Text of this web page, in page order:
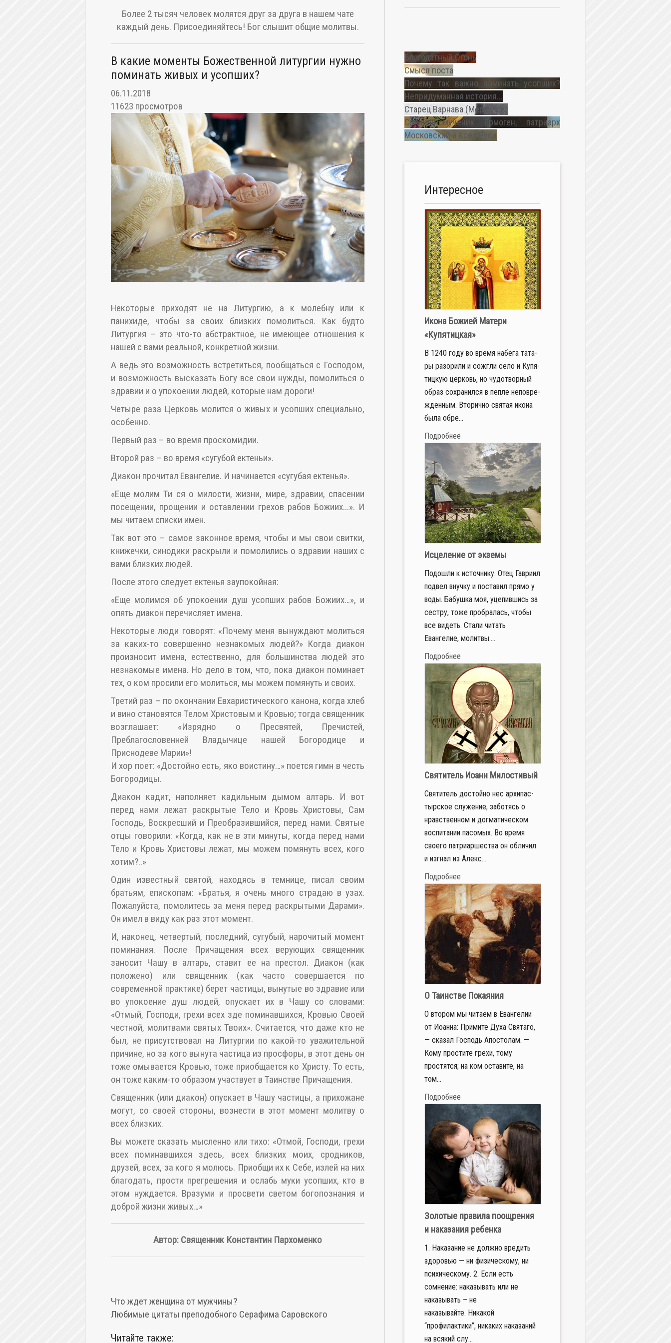
Более 2 тысяч человек молятся друг за друга в нашем чате
каждый день. Присоединяйтесь! Бог слышит общие молитвы.
В какие моменты Божественной литургии нужно
поминать живых и усопших?
06.11.2018
11623 просмотров
Некоторые приходят не на Литургию, а к молебну или к
панихиде, чтобы за своих близких помолиться. Как будто
Литургия – это что-то абстрактное, не имеющее отношения к
нашей с вами реальной, конкретной жизни.
А ведь это возможность встретиться, пообщаться с Господом,
и возможность высказать Богу все свои нужды, помолиться о
здравии и о упокоении людей, которые нам дороги!
Четыре раза Церковь молится о живых и усопших специально,
особенно.
Первый раз – во время проскомидии.
Второй раз – во время «сугубой ектеньи».
Диакон прочитал Евангелие. И начинается «сугубая ектенья».
«Еще молим Ти ся о милости, жизни, мире, здравии, спасении
посещении, прощении и оставлении грехов рабов Божиих...». И
мы читаем списки имен.
Так вот это – самое законное время, чтобы и мы свои свитки,
книжечки, синодики раскрыли и помолились о здравии наших с
вами близких людей.
После этого следует ектенья заупокойная:
«Еще молимся об упокоении душ усопших рабов Божиих…», и
опять диакон перечисляет имена.
Некоторые люди говорят: «Почему меня вынуждают молиться
за каких-то совершенно незнакомых людей?» Когда диакон
произносит имена, естественно, для большинства людей это
незнакомые имена. Но дело в том, что, пока диакон поминает
тех, о ком просили его молиться, мы можем помянуть и своих.
Третий раз – по окончании Евхаристического канона, когда хлеб
и вино становятся Телом Христовым и Кровью; тогда священник
возглашает: «Изрядно о Пресвятей, Пречистей,
Преблагословенней Владычице нашей Богородице и
Приснодеве Марии»!
И хор поет: «Достойно есть, яко воистину…» поется гимн в честь
Богородицы.
Диакон кадит, наполняет кадильным дымом алтарь. И вот
перед нами лежат раскрытые Тело и Кровь Христовы, Сам
Господь, Воскресший и Преобразившийся, перед нами. Святые
отцы говорили: «Когда, как не в эти минуты, когда перед нами
Тело и Кровь Христовы лежат, мы можем помянуть всех, кого
хотим?..»
Один известный святой, находясь в темнице, писал своим
братьям, епископам: «Братья, я очень много страдаю в узах.
Пожалуйста, помолитесь за меня перед раскрытыми Дарами».
Он имел в виду как раз этот момент.
И, наконец, четвертый, последний, сугубый, нарочитый момент
поминания. После Причащения всех верующих священник
заносит Чашу в алтарь, ставит ее на престол. Диакон (как
положено) или священник (как часто совершается по
современной практике) берет частицы, вынутые во здравие или
во упокоение душ людей, опускает их в Чашу со словами:
«Отмый, Господи, грехи всех зде поминавшихся, Кровью Своей
честной, молитвами святых Твоих». Считается, что даже кто не
был, не присутствовал на Литургии по какой-то уважительной
причине, но за кого вынута частица из просфоры, в этот день он
тоже омывается Кровью, тоже приобщается ко Христу. То есть,
он тоже каким-то образом участвует в Таинстве Причащения.
Священник (или диакон) опускает в Чашу частицы, а прихожане
могут, со своей стороны, вознести в этот момент молитву о
всех близких.
Вы можете сказать мысленно или тихо: «Отмой, Господи, грехи
всех поминавшихся здесь, всех близких моих, сродников,
друзей, всех, за кого я молюсь. Приобщи их к Себе, излей на них
благодать, прости прегрешения и ослабь муки усопших, кто в
этом нуждается. Вразуми и просвети светом богопознания и
доброй жизни живых…»
Автор: Священник Константин Пархоменко
Что ждет женщина от мужчины?
Любимые цитаты преподобного Серафима Саровского
Читайте также:
Благодатный Огонь
Смысл поста
Почему так важно поминать усопших?
Непридуманная история...
Старец Варнава (Меркулов)
Священномученик Ермоген, патриарх
Московский и всея Руси
Интересное
Икона Божией Матери
«Купятицкая»
В 1240 го­ду во вре­мя на­бе­га та­та­
ры ра­зо­ри­ли и со­жгли се­ло и Ку­пя­
тиц­кую цер­ковь, но чу­до­твор­ный
об­раз со­хра­нил­ся в пеп­ле непо­вре­
жден­ным. Вто­рич­но свя­тая ико­на
бы­ла об­ре­...
Подробнее
Исцеление от экземы
Подошли к источнику. Отец Гавриил
подвел внучку и поставил прямо у
воды. Бабушка моя, уцепившись за
сестру, тоже пробралась, чтобы
все видеть. Стали читать
Евангелие, молитвы....
Подробнее
Святитель Иоанн Милостивый
Свя­ти­тель до­стой­но нес ар­хи­пас­
тыр­ское слу­же­ние, за­бо­тясь о
нрав­ствен­ном и дог­ма­ти­че­ском
вос­пи­та­нии па­со­мых. Во вре­мя
сво­е­го пат­ри­ар­ше­ства он об­ли­чил
и из­гнал из Алек­с...
Подробнее
О Таинстве Покаяния
О втором мы читаем в Евангелии
от Иоанна: Примите Духа Святаго,
— сказал Господь Апостолам. —
Кому простите грехи, тому
простятся; на ком оставите, на
том...
Подробнее
Золотые правила поощрения
и наказания ребенка
1. Наказание не должно вредить
здоровью — ни физическому, ни
психическому. 2. Если есть
сомнение: наказывать или не
наказывать – не
наказывайте. Никакой
“профилактики”, никаких наказаний
на всякий слу...